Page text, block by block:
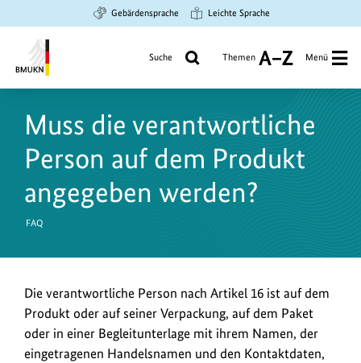
Hauptinhalt
springen
Suche
springen
Hauptnavigation
springen
Gebärdensprache Leichte Sprache
Umwelt,
Naturschutz
nukleare
Sicherheit
Suche Themen
A
Z
Menü
Muss die verantwortliche
Person auf dem Produkt
angegeben werden?
FAQ
Die verantwortliche Person nach Artikel 16 ist auf dem
Produkt oder auf seiner Verpackung, auf dem Paket
oder in einer Begleitunterlage mit ihrem Namen, der
eingetragenen Handelsnamen und den Kontaktdaten,